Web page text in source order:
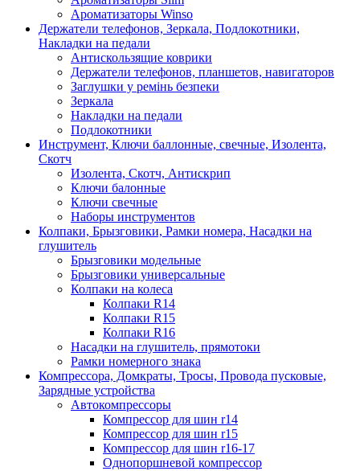
Ароматизаторы Winso
Держатели телефонов, Зеркала, Подлокотники,
Накладки на педали
Антискользящие коврики
Держатели телефонов, планшетов, навигаторов
Заглушки у ремінь безпеки
Зеркала
Накладки на педали
Подлокотники
Инструмент, Ключи баллонные, свечные, Изолента,
Скотч
Изолента, Скотч, Антискрип
Ключи балонные
Ключи свечные
Наборы инструментов
Колпаки, Брызговики, Рамки номера, Насадки на
глушитель
Брызговики модельные
Брызговики универсальные
Колпаки на колеса
Колпаки R14
Колпаки R15
Колпаки R16
Насадки на глушитель, прямотоки
Рамки номерного знака
Компрессора, Домкраты, Тросы, Провода пусковые,
Зарядные устройства
Автокомпрессоры
Компрессор для шин r14
Компрессор для шин r15
Компрессор для шин r16-17
Однопоршневой компрессор